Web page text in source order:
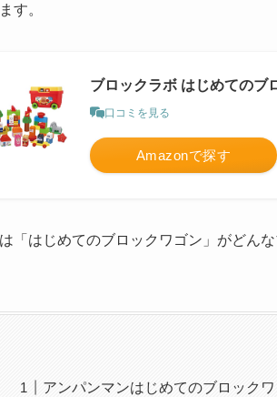
す。
ブロックラボ はじめてのブ
口コミを見る
Amazonで探す
「はじめてのブロックワゴン」がどん
アンパンマンはじめてのブロック